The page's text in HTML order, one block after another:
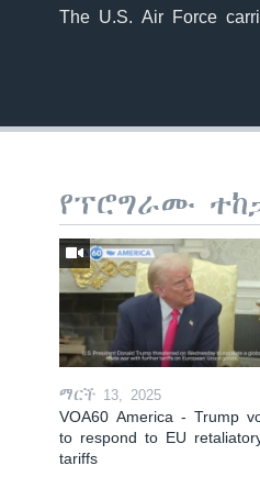
The U.S. Air Force
የፕሮግራሙ
ማርች 13, 2025
VOA60 America - Trump
to respond to EU
tariffs